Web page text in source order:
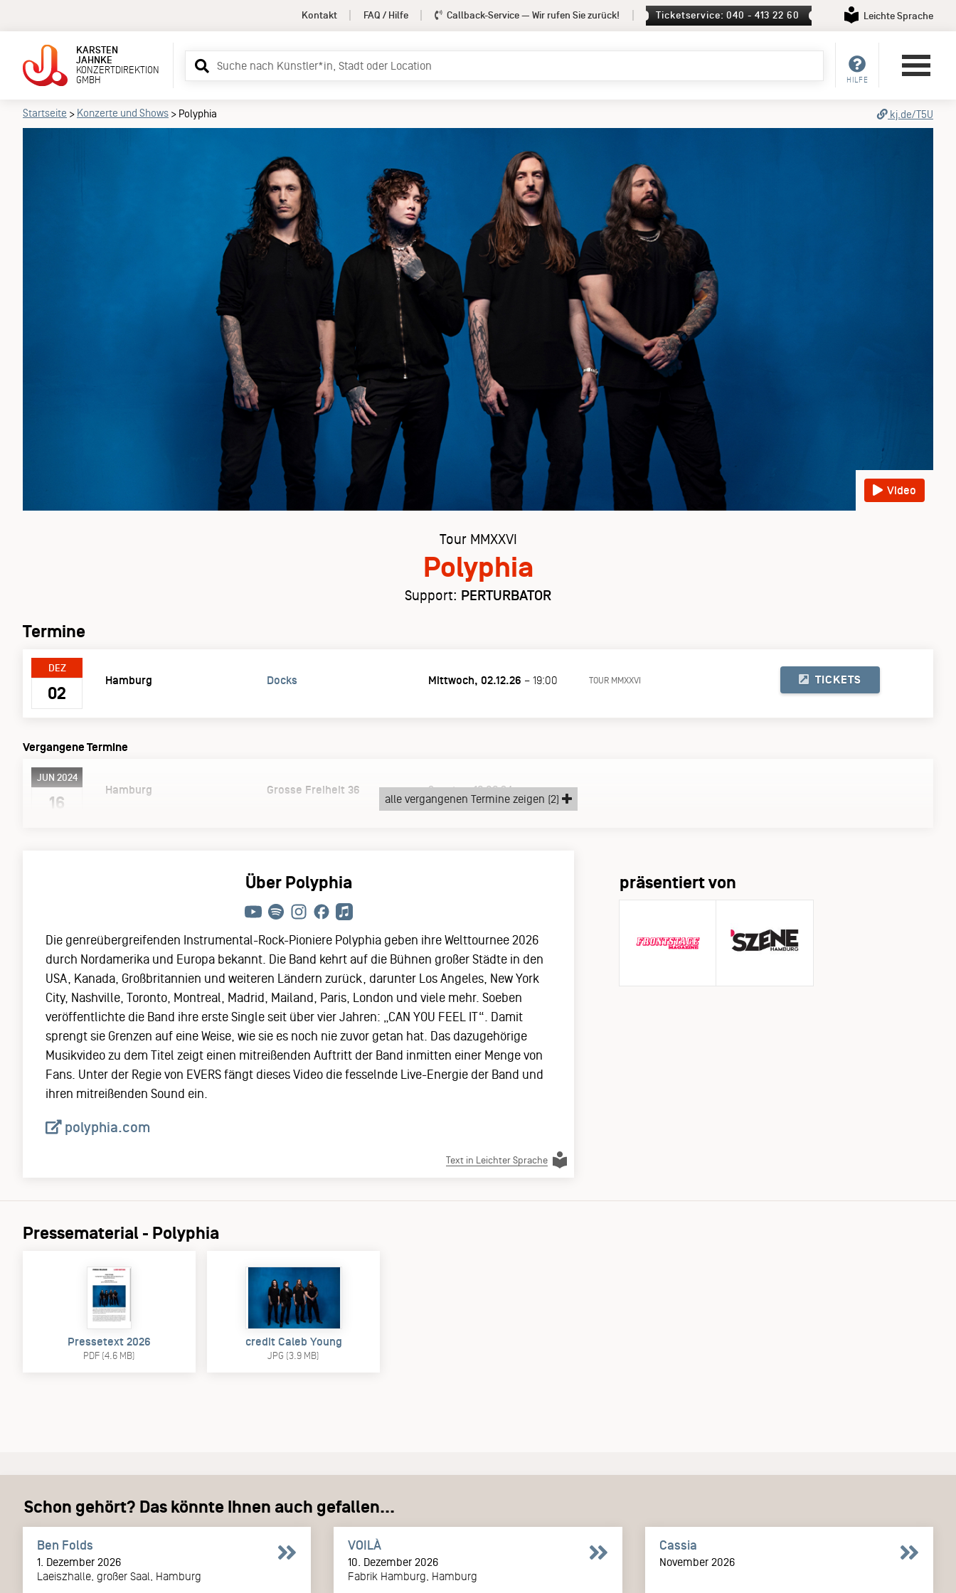
Kontakt FAQ / Hilfe Callback-Service — Wir rufen Sie zurück! Ticketservice: 040 - 413 22 60 Leichte Sprache
KARSTEN
JAHNKE
KONZERTDIREKTION
GMBH
Suchbegriff
eingeben
HILFE
Startseite > Konzerte und Shows > Polyphia kj.de/T5U
Video
Tour MMXXVI
Polyphia
Support: PERTURBATOR
Termine
DEZ
02
Hamburg Docks Mittwoch, 02.12.26 – 19:00 TOUR MMXXVI TICKETS
Vergangene Termine
JUN 2024
16
Hamburg Grosse Freiheit 36 Sonntag, 16.06.24
alle vergangenen Termine zeigen (2)
Über Polyphia
Die genreübergreifenden Instrumental-Rock-Pioniere Polyphia geben ihre Welttournee 2026
durch Nordamerika und Europa bekannt. Die Band kehrt auf die Bühnen großer Städte in den
USA, Kanada, Großbritannien und weiteren Ländern zurück, darunter Los Angeles, New York
City, Nashville, Toronto, Montreal, Madrid, Mailand, Paris, London und viele mehr. Soeben
veröffentlichte die Band ihre erste Single seit über vier Jahren: „CAN YOU FEEL IT“. Damit
sprengt sie Grenzen auf eine Weise, wie sie es noch nie zuvor getan hat. Das dazugehörige
Musikvideo zu dem Titel zeigt einen mitreißenden Auftritt der Band inmitten einer Menge von
Fans. Unter der Regie von EVERS fängt dieses Video die fesselnde Live-Energie der Band und
ihren mitreißenden Sound ein.
polyphia.com
Text in Leichter Sprache
präsentiert von
Pressematerial - Polyphia
Pressetext 2026
PDF (4.6 MB)
credit Caleb Young
JPG (3.9 MB)
Schon gehört? Das könnte Ihnen auch gefallen...
Ben Folds
1. Dezember 2026
Laeiszhalle, großer Saal, Hamburg
VOILÀ
10. Dezember 2026
Fabrik Hamburg, Hamburg
Cassia
November 2026